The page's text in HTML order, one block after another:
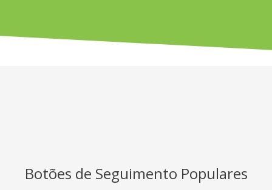
Botões de Seguimento Populares